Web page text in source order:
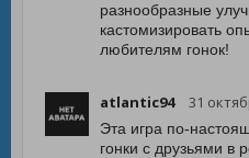
разнообразные
кастомизировать
любителям гонок!
atlantic94 31
Эта игра по-
гонки с друзьями в